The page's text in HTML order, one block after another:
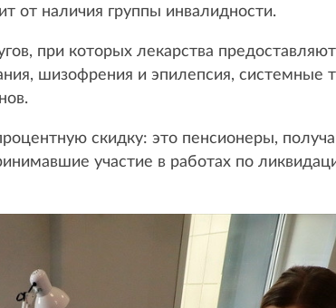
от наличия группы инвалидности.
при которых лекарства
шизофрения и эпилепсия, системные
скидку: это пенсионеры,
участие в работах по